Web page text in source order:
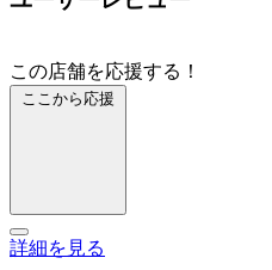
この店舗を応援する！
ここから応援
詳細を見る